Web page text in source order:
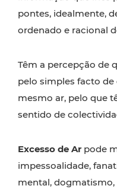
pontes, idealmente,
ordenado e racional
Têm a percepção de
pelo simples facto
mesmo ar, pelo que
sentido de
Excesso de Ar pode
impessoalidade,
mental,